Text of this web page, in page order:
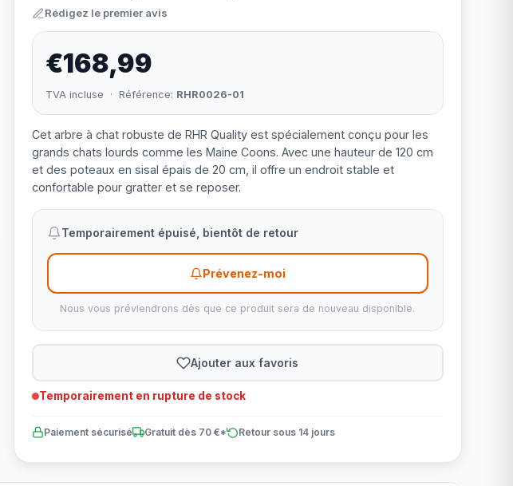
Rédigez le premier avis
€168,99
TVA incluse · Référence: RHR0026-01
Cet arbre à chat robuste de RHR Quality est spécialement conçu pour les
grands chats lourds comme les Maine Coons. Avec une hauteur de 120 cm
et des poteaux en sisal épais de 20 cm, il offre un endroit stable et
confortable pour gratter et se reposer.
Temporairement épuisé, bientôt de retour
Prévenez-moi
Nous vous préviendrons dès que ce produit sera de nouveau disponible.
Ajouter aux favoris
Temporairement en rupture de stock
Paiement sécurisé Gratuit dès 70 €* Retour sous 14 jours